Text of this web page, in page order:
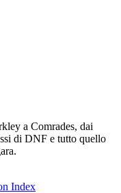
a Comrades, dai
di DNF e tutto quello
Index